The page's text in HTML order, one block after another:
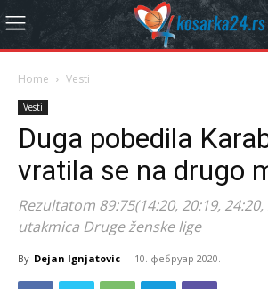
Home Vesti
Vesti
Duga pobedila
vratila se na drugo
Rezultatom 89:75(14:20, 20:19,
utakmica Druge ženske lige
By Dejan Ignjatovic - 10. фебруар 2020.